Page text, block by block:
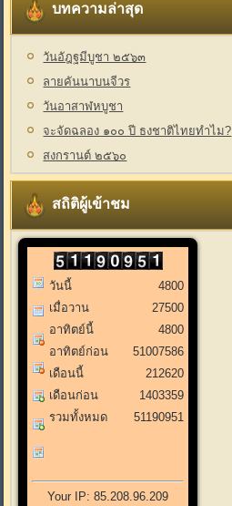
บทความล่าสุด
วันอัฎฐมีบูชา ๒๕๖๓
ลายคันนาบนจีวร
วันอาสาฬหบูชา
จะจัดฉลอง ๑๐๐ ปี ธงชาติไทยทำไม?
สงกรานต์ ๒๕๖๐
สถิติผู้เข้าชม
วันนี้
เมื่อวาน
อาทิตย์นี้
อาทิตย์ก่อน
เดือนนี้
เดือนก่อน
รวมทั้งหมด
4800
27500
4800
51007586
212620
1403359
51190951
Your IP: 85.208.96.209